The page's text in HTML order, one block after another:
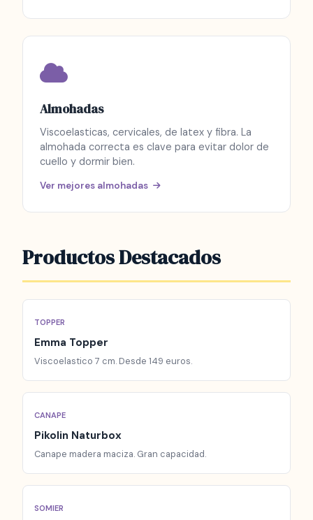
Almohadas
Viscoelasticas, cervicales, de latex y fibra. La
almohada correcta es clave para evitar dolor de
cuello y dormir bien.
Ver mejores almohadas
Productos Destacados
TOPPER
Emma Topper
Viscoelastico 7 cm. Desde 149 euros.
CANAPE
Pikolin Naturbox
Canape madera maciza. Gran capacidad.
SOMIER